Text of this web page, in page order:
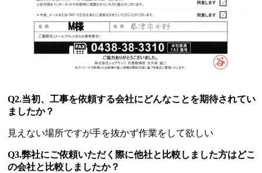
Q2.当初、工事を依頼する会社にどんなことを期待されてい
ましたか？
見えない場所ですが手を抜かず作業をして欲しい
Q3.弊社にご依頼いただく際に他社と比較しました方はどこ
の会社と比較しましたか？